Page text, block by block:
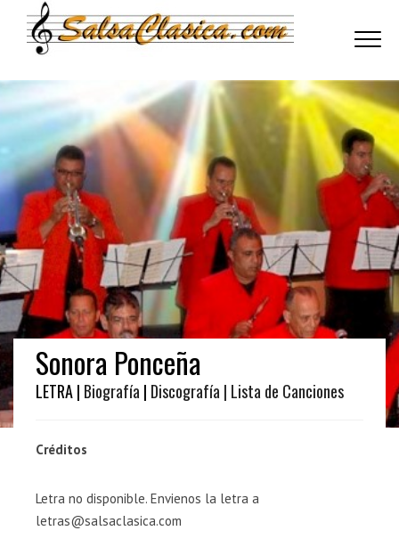
Sonora Ponceña
LETRA | Biografía | Discografía | Lista de Canciones
Créditos
Letra no disponible. Envienos la letra a
letras@salsaclasica.com